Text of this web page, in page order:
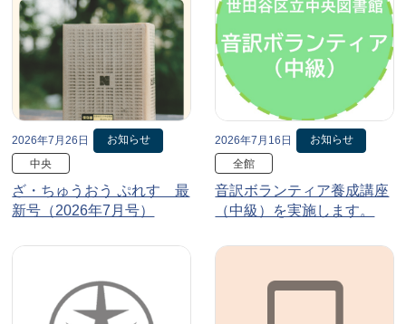
2026年7月26日
お知らせ
中央
ざ・ちゅうおう ぷれす 最
新号（2026年7月号）
2026年7月16日
お知らせ
全館
音訳ボランティア養成講座
（中級）を実施します。